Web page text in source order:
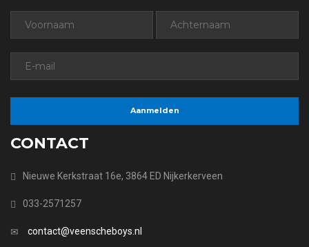
CONTACT
Nieuwe Kerkstraat 16e, 3864 ED Nijkerkerveen
033-2571257
contact@veenscheboys.nl